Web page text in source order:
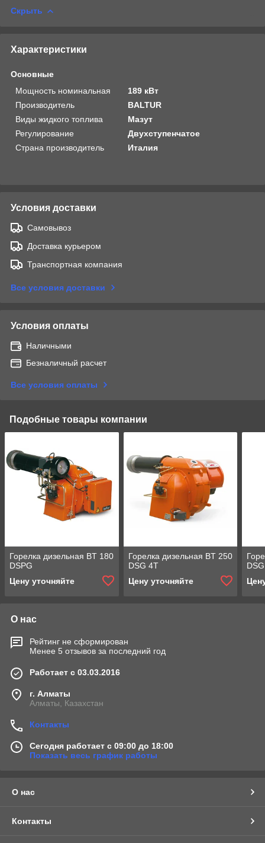
Скрыть
Характеристики
Основные
Мощность номинальная
189 кВт
Производитель
BALTUR
Виды жидкого топлива
Мазут
Регулирование
Двухступенчатое
Страна производитель
Италия
Условия доставки
Самовывоз
Доставка курьером
Транспортная компания
Все условия доставки
Условия оплаты
Наличными
Безналичный расчет
Все условия оплаты
Подобные товары компании
Горелка дизельная BT 180
DSPG
Цену уточняйте
Горелка дизельная BT 250
DSG 4T
Цену уточняйте
О нас
Рейтинг не сформирован
Менее 5 отзывов за последний год
Работает с 03.03.2016
г. Алматы
Алматы, Казахстан
Контакты
Сегодня работает с 09:00 до 18:00
Показать весь график работы
О нас
Контакты